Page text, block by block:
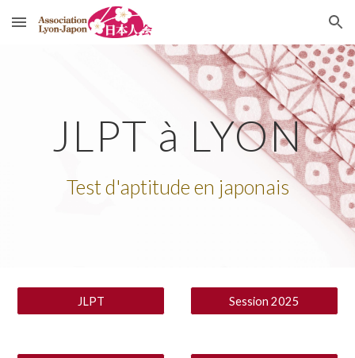
Skip to main content Skip to navigation
JLPT à LYON
Test d'aptitude en japonais
JLPT Session 2025